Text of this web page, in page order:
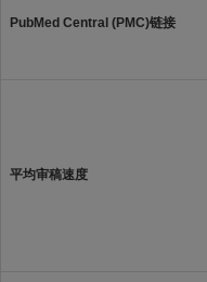
PubMed Central (PMC)链接
平均审稿速度